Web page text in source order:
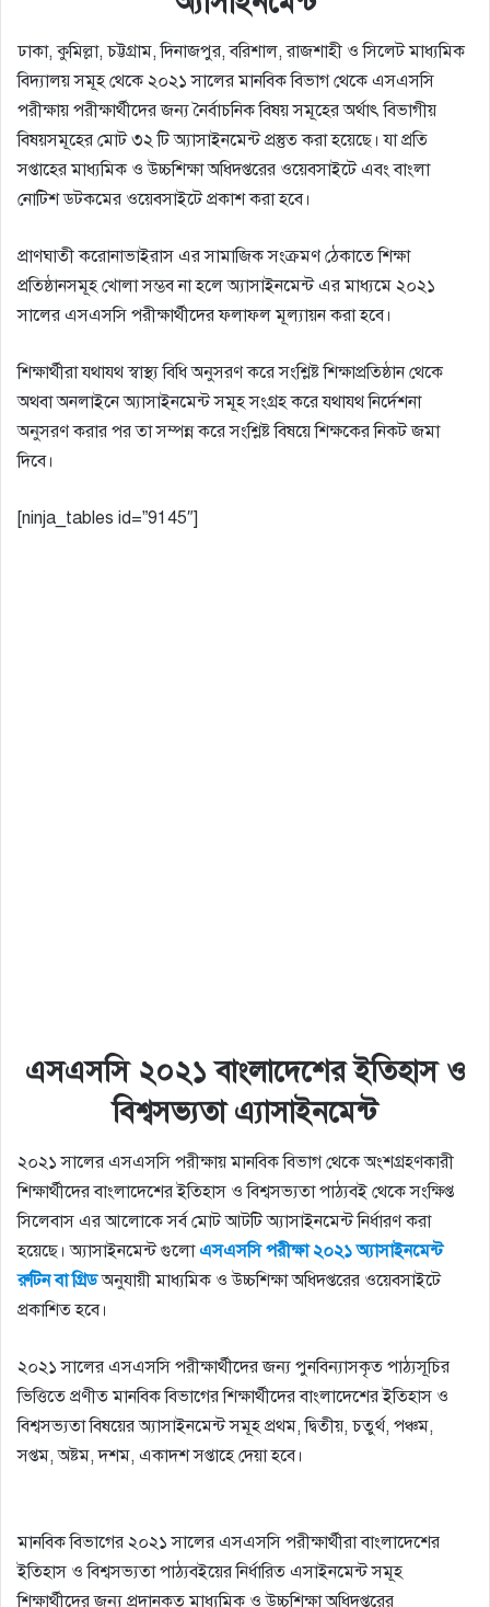
ঢাকা, কুমিল্লা, চট্টগ্রাম, দিনাজপুর, বরিশাল, রাজশাহী ও সিলেট মাধ্যমিক
বিদ্যালয় সমূহ থেকে ২০২১ সালের মানবিক বিভাগ থেকে এসএসসি
পরীক্ষায় পরীক্ষার্থীদের জন্য নৈর্বাচনিক বিষয় সমূহের অর্থাৎ বিভাগীয়
বিষয়সমূহের মোট ৩২ টি অ্যাসাইনমেন্ট প্রস্তুত করা হয়েছে। যা প্রতি
সপ্তাহের মাধ্যমিক ও উচ্চশিক্ষা অধিদপ্তরের ওয়েবসাইটে এবং বাংলা
নোটিশ ডটকমের ওয়েবসাইটে প্রকাশ করা হবে।
প্রাণঘাতী করোনাভাইরাস এর সামাজিক সংক্রমণ ঠেকাতে শিক্ষা
প্রতিষ্ঠানসমূহ খোলা সম্ভব না হলে অ্যাসাইনমেন্ট এর মাধ্যমে ২০২১
সালের এসএসসি পরীক্ষার্থীদের ফলাফল মূল্যায়ন করা হবে।
শিক্ষার্থীরা যথাযথ স্বাস্থ্য বিধি অনুসরণ করে সংশ্লিষ্ট শিক্ষাপ্রতিষ্ঠান থেকে
অথবা অনলাইনে অ্যাসাইনমেন্ট সমূহ সংগ্রহ করে যথাযথ নির্দেশনা
অনুসরণ করার পর তা সম্পন্ন করে সংশ্লিষ্ট বিষয়ে শিক্ষকের নিকট জমা
দিবে।
[ninja_tables id=”9145″]
এসএসসি ২০২১ বাংলাদেশের ইতিহাস ও
বিশ্বসভ্যতা এ্যাসাইনমেন্ট
২০২১ সালের এসএসসি পরীক্ষায় মানবিক বিভাগ থেকে অংশগ্রহণকারী
শিক্ষার্থীদের বাংলাদেশের ইতিহাস ও বিশ্বসভ্যতা পাঠ্যবই থেকে সংক্ষিপ্ত
সিলেবাস এর আলোকে সর্ব মোট আটটি অ্যাসাইনমেন্ট নির্ধারণ করা
হয়েছে। অ্যাসাইনমেন্ট গুলোএসএসসি পরীক্ষা ২০২১ অ্যাসাইনমেন্ট
রুটিন বা গ্রিডঅনুযায়ী মাধ্যমিক ও উচ্চশিক্ষা অধিদপ্তরের ওয়েবসাইটে
প্রকাশিত হবে।
২০২১ সালের এসএসসি পরীক্ষার্থীদের জন্য পুনবিন্যাসকৃত পাঠ্যসূচির
ভিত্তিতে প্রণীত মানবিক বিভাগের শিক্ষার্থীদের বাংলাদেশের ইতিহাস ও
বিশ্বসভ্যতা বিষয়ের অ্যাসাইনমেন্ট সমূহ প্রথম, দ্বিতীয়, চতুর্থ, পঞ্চম,
সপ্তম, অষ্টম, দশম, একাদশ সপ্তাহে দেয়া হবে।
মানবিক বিভাগের ২০২১ সালের এসএসসি পরীক্ষার্থীরা বাংলাদেশের
ইতিহাস ও বিশ্বসভ্যতা পাঠ্যবইয়ের নির্ধারিত এসাইনমেন্ট সমূহ
শিক্ষার্থীদের জন্য প্রদানকৃত মাধ্যমিক ও উচ্চশিক্ষা অধিদপ্তরের